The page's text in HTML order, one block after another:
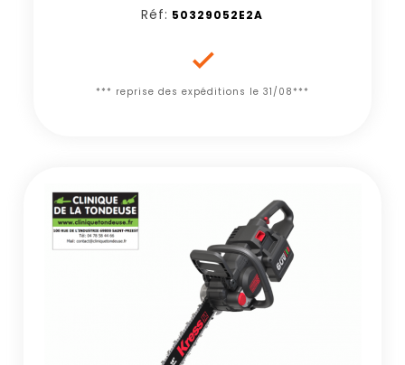
Réf: 50329052E2A

*** reprise des expéditions le 31/08***